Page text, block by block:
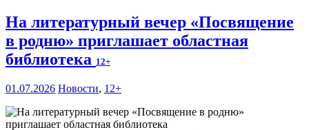
На литературный вечер «Посвящение
в родню» приглашает областная
библиотека 12+
01.07.2026 Новости, 12+